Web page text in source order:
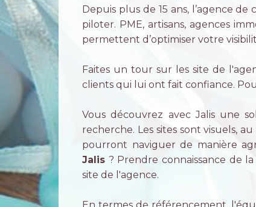
Depuis plus de 15 ans, l’agence
piloter. PME, artisans, agences
permettent d’optimiser votre
Faites un tour sur les site de
clients qui lui ont fait confiance.
Vous découvrez avec Jalis une
recherche. Les sites sont visuels,
pourront naviguer de manière
Jalis ? Prendre connaissance de la
site de l'agence.